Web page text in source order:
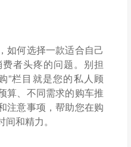
如何选择一款适合自己
者头疼的问题。别担
”栏目就是您的私人顾
算、不同需求的购车推
注意事项，帮助您在购
和精力。